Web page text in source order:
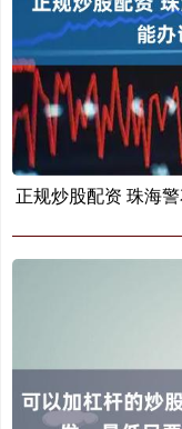
正规炒股配资 珠海